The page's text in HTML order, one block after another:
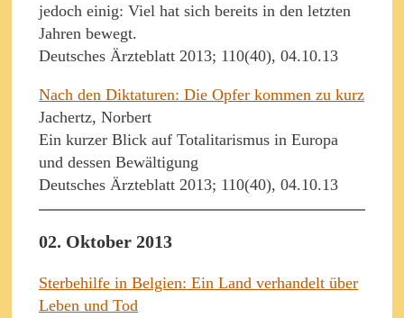
jedoch einig: Viel hat sich bereits in den letzten
Jahren bewegt.
Deutsches Ärzteblatt 2013; 110(40), 04.10.13
Nach den Diktaturen: Die Opfer kommen zu kurz
Jachertz, Norbert
Ein kurzer Blick auf Totalitarismus in Europa
und dessen Bewältigung
Deutsches Ärzteblatt 2013; 110(40), 04.10.13
02. Oktober 2013
Sterbehilfe in Belgien: Ein Land verhandelt über
Leben und Tod